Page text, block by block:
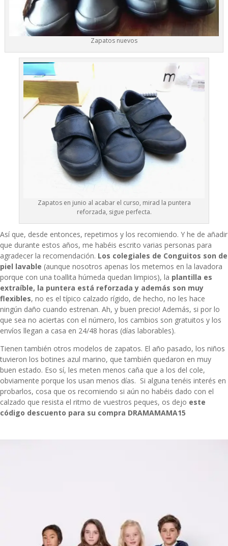
Zapatos nuevos
Zapatos en junio al acabar el curso, mirad la puntera
reforzada, sigue perfecta.
Así que, desde entonces, repetimos y los recomiendo. Y he de añadir
que durante estos años, me habéis escrito varias personas para
agradecer la recomendación. Los colegiales de Conguitos son de
piel lavable (aunque nosotros apenas los metemos en la lavadora
porque con una toallita húmeda quedan limpios), la plantilla es
extraíble, la puntera está reforzada y además son muy
flexibles, no es el típico calzado rígido, de hecho, no les hace
ningún daño cuando estrenan. Ah, y buen precio! Además, si por lo
que sea no aciertas con el número, los cambios son gratuitos y los
envíos llegan a casa en 24/48 horas (días laborables).
Tienen también otros modelos de zapatos. El año pasado, los niños
tuvieron los botines azul marino, que también quedaron en muy
buen estado. Eso sí, les meten menos caña que a los del cole,
obviamente porque los usan menos días. Si alguna tenéis interés en
probarlos, cosa que os recomiendo si aún no habéis dado con el
calzado que resista el ritmo de vuestros peques, os dejo este
código descuento para su compra DRAMAMAMA15